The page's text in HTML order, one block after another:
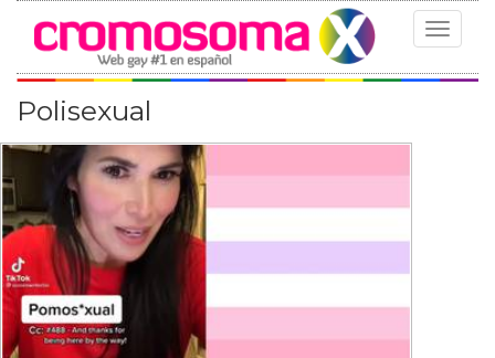
Toggle
Polisexual